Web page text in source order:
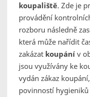
koupaliště. Zde je
provádění
rozboru následně
která může nařídit
zakázat koupání v
jsou využívány ke
vydán zákaz
povinností